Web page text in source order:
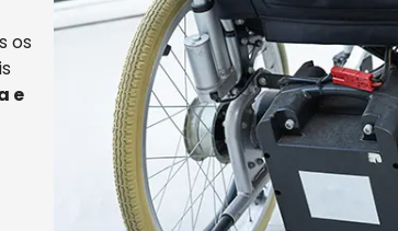
os
e